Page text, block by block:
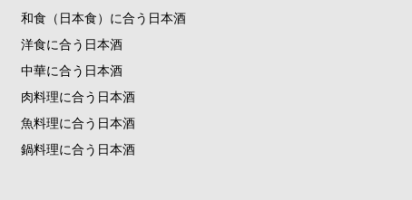
和食（日本食）に合う日本酒
洋食に合う日本酒
中華に合う日本酒
肉料理に合う日本酒
魚料理に合う日本酒
鍋料理に合う日本酒